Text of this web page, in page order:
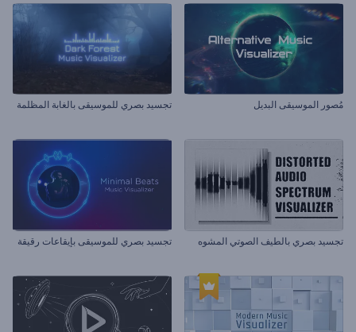
مُصور الموسيقى البديل تجسيد بصري للموسيقى بالغابة المظلمة
تجسيد بصري بالطيف الصوتي المشوه تجسيد بصري للموسيقى بإيقاعات رقيقة